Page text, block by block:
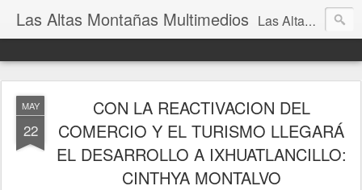
Las Altas Montañas Multimedios Las Altas Montañas Multimedios
MAY
22
CON LA REACTIVACION DEL
COMERCIO Y EL TURISMO LLEGARÁ
EL DESARROLLO A IXHUATLANCILLO:
CINTHYA MONTALVO